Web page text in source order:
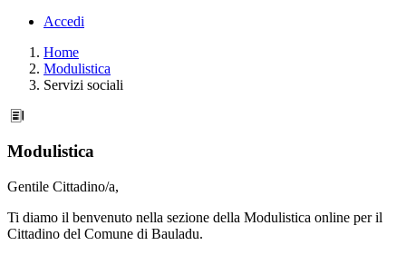
Accedi
Home
Modulistica
Servizi sociali
Modulistica
Gentile Cittadino/a,
Ti diamo il benvenuto nella sezione della Modulistica online per il
Cittadino del Comune di Bauladu.